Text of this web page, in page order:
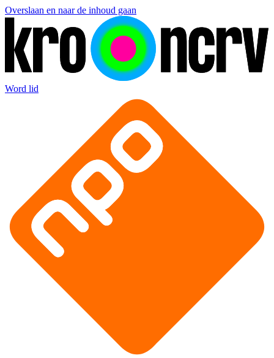
Overslaan en naar de inhoud gaan
Word lid